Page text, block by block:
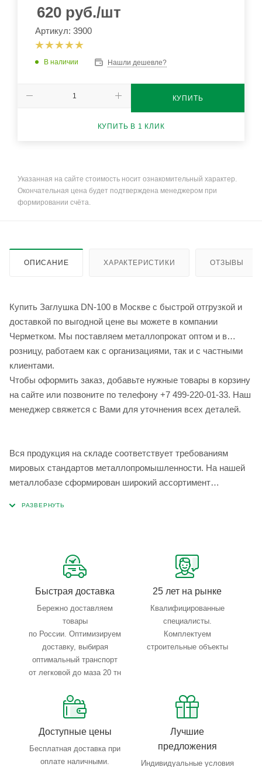
620 руб./шт
Артикул: 3900
В наличии Нашли дешевле?
КУПИТЬ
КУПИТЬ В 1 КЛИК
Указанная на сайте стоимость носит ознакомительный характер.
Окончательная цена будет подтверждена менеджером при
формировании счёта.
ОПИСАНИЕ ХАРАКТЕРИСТИКИ ОТЗЫВЫ
Купить Заглушка DN-100 в Москве с быстрой отгрузкой и
доставкой по выгодной цене вы можете в компании
Черметком. Мы поставляем металлопрокат оптом и в
розницу, работаем как с организациями, так и с частными
клиентами.
Чтобы оформить заказ, добавьте нужные товары в корзину
на сайте или позвоните по телефону +7 499-220-01-33. Наш
менеджер свяжется с Вами для уточнения всех деталей.
Вся продукция на складе соответствует требованиям
мировых стандартов металлопромышленности. На нашей
металлобазе сформирован широкий ассортимент
Быстрая доставка
Бережно доставляем
товары
по России. Оптимизируем
доставку, выбирая
оптимальный транспорт
от легковой до маза 20 тн
25 лет на рынке
Квалифицированные
специалисты.
Комплектуем
строительные объекты
Доступные цены
Бесплатная доставка при
оплате наличными.
Лучшие
предложения
Индивидуальные условия